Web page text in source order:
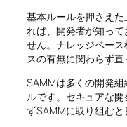
基本ルールを押さえ
れば、開発者が知っ
せん。ナレッジベー
スの有無に関わらず直
SAMMは多くの開発
ルです。セキュアな
ずSAMMに取り組むと